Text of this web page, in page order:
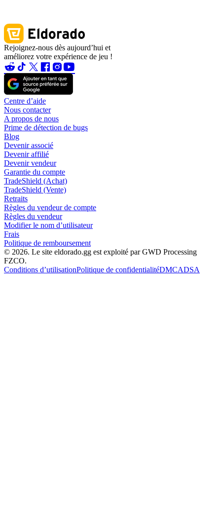
Rejoignez-nous dès aujourd’hui et
améliorez votre expérience de jeu !
Centre d’aide
Nous contacter
A propos de nous
Prime de détection de bugs
Blog
Devenir associé
Devenir affilié
Devenir vendeur
Garantie du compte
TradeShield (Achat)
TradeShield (Vente)
Retraits
Règles du vendeur de compte
Règles du vendeur
Modifier le nom d’utilisateur
Frais
Politique de remboursement
© 2026. Le site eldorado.gg est exploité par GWD Processing
FZCO.
Conditions d’utilisationPolitique de confidentialitéDMCADSA